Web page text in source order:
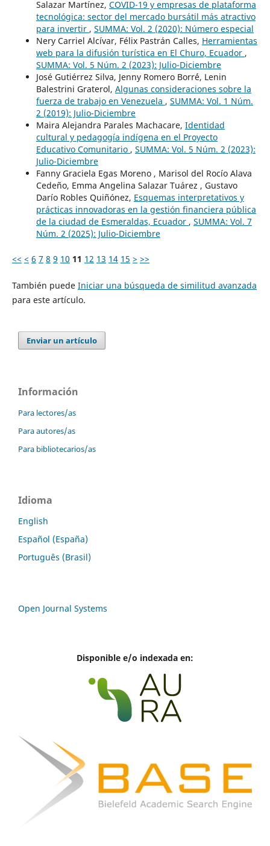
Salazar Martínez, COVID-19 y empresas de plataforma
tecnológica: sector del mercado bursátil más atractivo
para invertir , SUMMA: Vol. 2 (2020): Número especial
Nery Carriel Alcívar, Félix Pastrán Calles, Herramientas
web para la difusión turística en El Churo, Ecuador ,
SUMMA: Vol. 5 Núm. 2 (2023): Julio-Diciembre
José Gutiérrez Silva, Jenny Romero Borr´é, Lenin
Balestrini Graterol, Algunas consideraciones sobre la
fuerza de trabajo en Venezuela , SUMMA: Vol. 1 Núm.
2 (2019): Julio-Diciembre
Maira Alejandra Parales Machacare, Identidad
cultural y pedagogía indígena en el Proyecto
Educativo Comunitario , SUMMA: Vol. 5 Núm. 2 (2023):
Julio-Diciembre
Fanny Graciela Egas Moreno , Marisol del Rocío Alava
Cedeño, Emma Angelina Salazar Tuárez , Gustavo
Darío Robles Quiñónez, Esquemas interpretativos y
prácticas innovadoras en la gestión financiera pública
de la ciudad de Esmeraldas, Ecuador , SUMMA: Vol. 7
Núm. 2 (2025): Julio-Diciembre
<< < 6 7 8 9 10 11 12 13 14 15 > >>
También puede Iniciar una búsqueda de similitud avanzada
para este artículo.
Enviar un artículo
Información
Para lectores/as
Para autores/as
Para bibliotecarios/as
Idioma
English
Español (España)
Português (Brasil)
Open Journal Systems
Disponible e/o indexada en: